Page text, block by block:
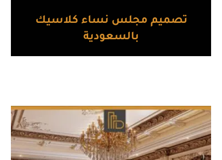
تصميم مجلس نساء كلاسيك
بالسعودية